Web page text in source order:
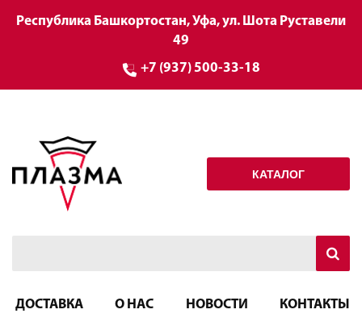
Республика Башкортостан, Уфа, ул. Шота Руставели
49
+7 (937) 500-33-18
КАТАЛОГ
ДОСТАВКА О НАС НОВОСТИ КОНТАКТЫ